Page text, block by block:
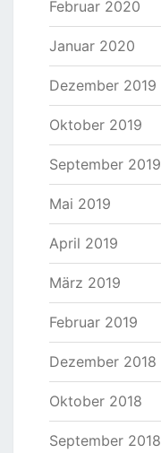
Februar 2020
Januar 2020
Dezember 2019
Oktober 2019
September 2019
Mai 2019
April 2019
März 2019
Februar 2019
Dezember 2018
Oktober 2018
September 2018